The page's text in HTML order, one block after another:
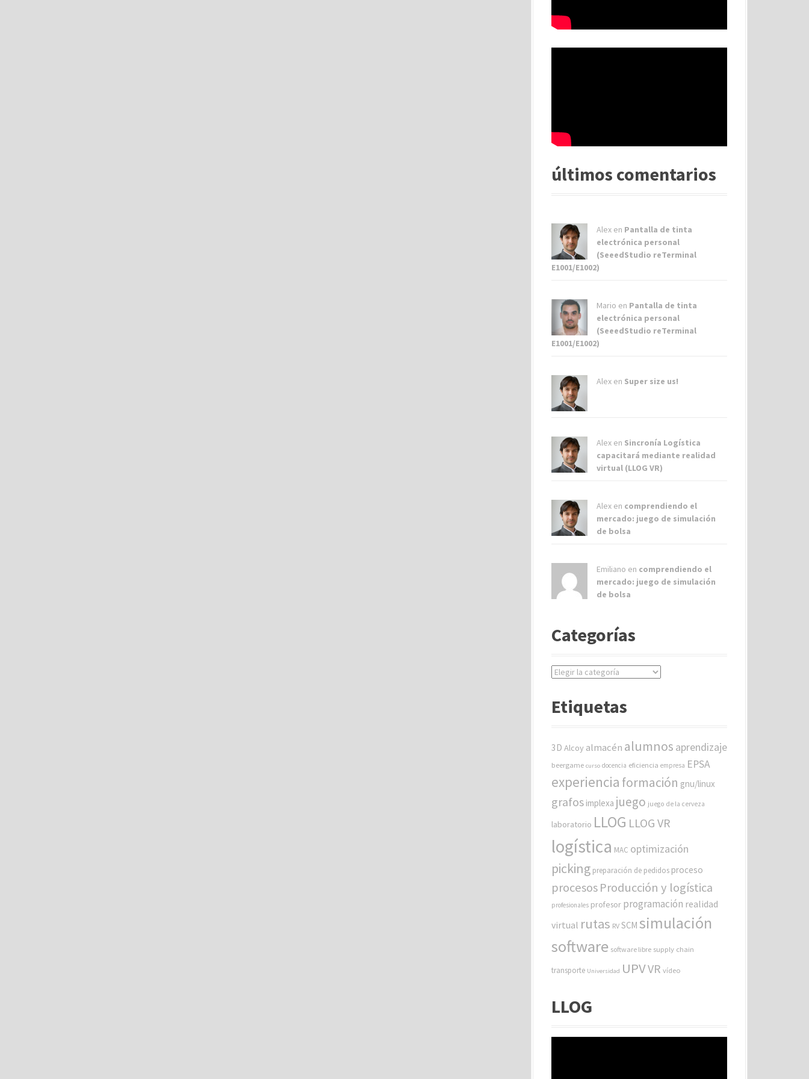
últimos comentarios
Alex en Pantalla de tinta
electrónica personal
(SeeedStudio reTerminal
E1001/E1002)
Mario en Pantalla de tinta
electrónica personal
(SeeedStudio reTerminal
E1001/E1002)
Alex en Super size us!
Alex en Sincronía Logística
capacitará mediante realidad
virtual (LLOG VR)
Alex en comprendiendo el
mercado: juego de simulación
de bolsa
Emiliano en comprendiendo el
mercado: juego de simulación
de bolsa
Categorías
C
e
r
s
Etiquetas
3D Alcoy almacén alumnos aprendizaje
beergame curso docencia eficiencia empresa EPSA
experiencia formación gnu/linux
grafos implexa juego juego de la cerveza
laboratorio LLOG LLOG VR
logística MAC optimización
picking preparación de pedidos proceso
procesosProducción y logística
profesionales profesor programación realidad
virtual rutas RV SCM simulación
software software libre supply chain
transporte Universidad UPVVR vídeo
LLOG